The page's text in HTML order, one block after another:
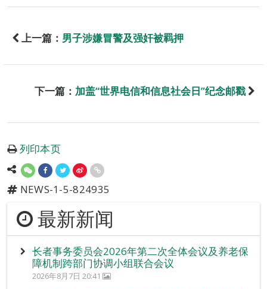
上一篇： 男子涉嫌冒警及强奸被羁押
下一篇： 加盖“世界电信和信息社会日”纪念邮戳
列印本页
NEWS-1-5-824935
最新新闻
长者事务委员会2026年第二次全体会议及养老保
障机制跨部门协调小组联合会议
2026年8月7日 20:41